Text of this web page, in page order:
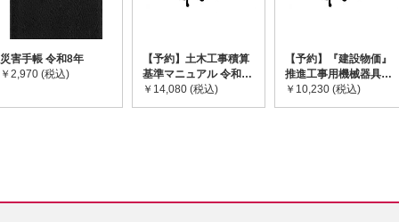
災害手帳 令和8年
￥2,970 (税込)
【予約】土木工事積算
基準マニュアル 令和8
年度版 ※2026年8月
下旬発売予定
￥14,080 (税込)
【予約】『建設物価』
推進工事用機械器具等
基礎価格表 2026年度
版 ※2026/8/31発売予
￥10,230 (税込)